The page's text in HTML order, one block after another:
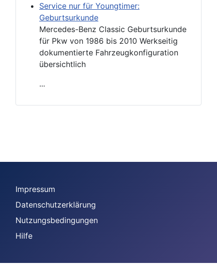
Service nur für Youngtimer:
Geburtsurkunde
Mercedes-Benz Classic Geburtsurkunde
für Pkw von 1986 bis 2010 Werkseitig
dokumentierte Fahrzeugkonfiguration
übersichtlich
...
Impressum
Datenschutzerklärung
Nutzungsbedingungen
Hilfe